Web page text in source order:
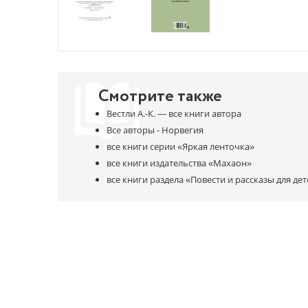
Смотрите также
Вестли А.-К. — все книги автора
Все авторы - Норвегия
все книги серии«Яркая ленточка»
все книги издательства«Махаон»
все книги раздела«Повести и рассказы для